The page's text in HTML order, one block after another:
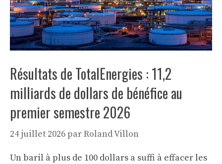
Résultats de TotalEnergies : 11,2
milliards de dollars de bénéfice au
premier semestre 2026
24 juillet 2026parRoland Villon
Un baril à plus de 100 dollars a suffi à effacer les